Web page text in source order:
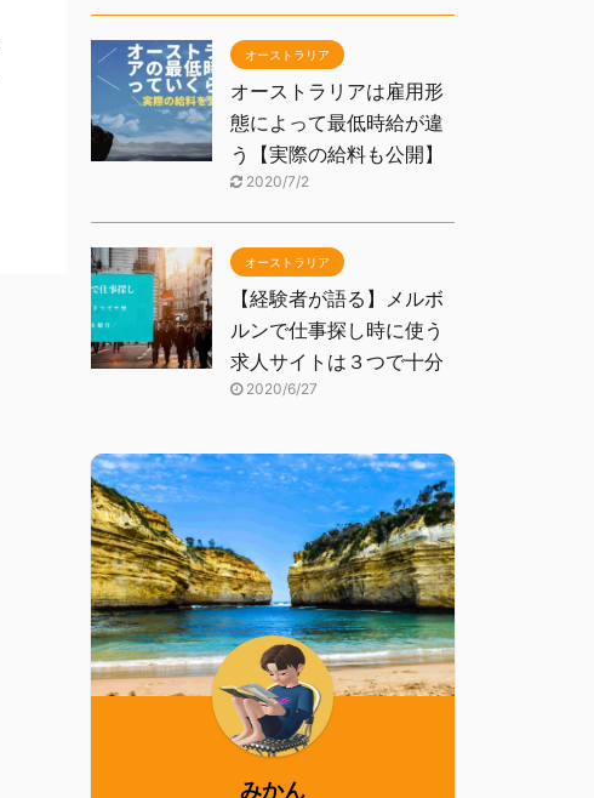
オーストラリア
オーストラリアは雇用形
態によって最低時給が違
う【実際の給料も公開】
2020/7/2
オーストラリア
【経験者が語る】メルボ
ルンで仕事探し時に使う
求人サイトは３つで十分
2020/6/27
みかん